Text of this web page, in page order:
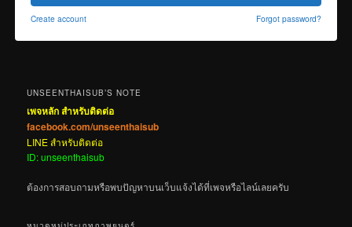
Create account Forgot password?
UNSEENTHAISUB’S NOTE
เพจหลัก สำหรับติดต่อ
facebook.com/unseenthaisub
LINE สำหรับติดต่อ
ID: unseenthaisub
ต้องการสอบถามหรือพบปัญหาบนเว็บแจ้งได้ที่เพจหรือไลน์เลยครับ